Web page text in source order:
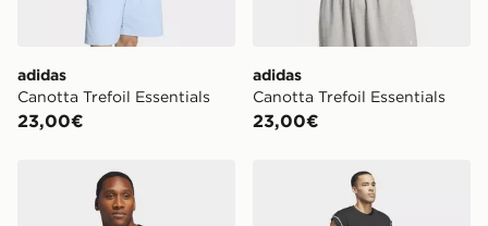
adidas
Canotta Trefoil Essentials
23,00€
adidas
Canotta Trefoil Essentials
23,00€
adidas Canotta Basketball Legendsadidas Canotta da basket